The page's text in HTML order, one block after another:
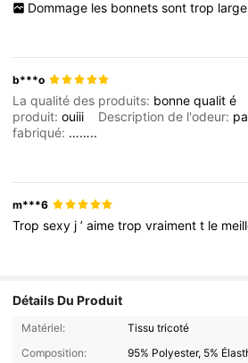
Dommage les bonnets sont trop large
b***o
La qualité des produits: bonnequalité
produit:ouiii Description de l'odeur:
fabriqué: ……..
m***6
Tropsexy j’aimetropvraimentt le
Détails Du Produit
Matériel:
Tissu tricoté
Composition:
95% Polyester, 5%